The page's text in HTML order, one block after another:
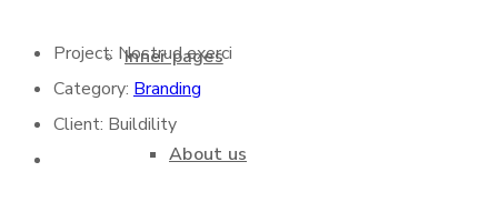
Inner pages
About us
Project: Nostrud exerci
Category: Branding
Client: Buildility